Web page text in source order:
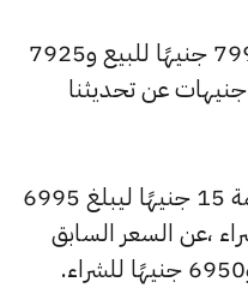
تراجع سعر عيار 24 ليسجل 7995 جنيهًا للبيع و7925
جنيهًا للشراء، بتراجع قدره 20 جنيهات عن تحديثنا
وشهد سعر عيار 21 تراجعًا بقيمة 15 جنيهًا ليبلغ 6995
جنيهًا للشراء ،عن السعر السابق